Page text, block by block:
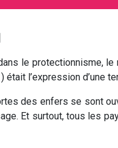
le protectionnisme,
l’expression d’une
des enfers se sont
Et surtout, tous les